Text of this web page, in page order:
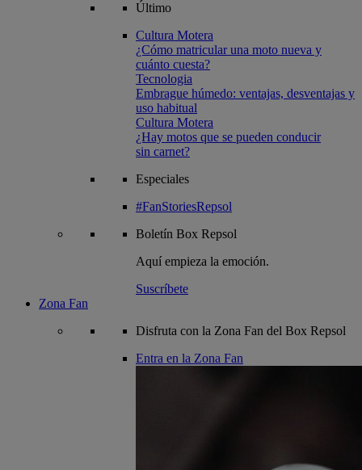
Último
Cultura Motera
¿Cómo matricular una moto nueva y
cuánto cuesta?
Tecnologia
Embrague húmedo: ventajas, desventajas y
uso habitual
Cultura Motera
¿Hay motos que se pueden conducir
sin carnet?
Especiales
#FanStoriesRepsol
Boletín Box Repsol
Aquí empieza la emoción.
Suscríbete
Zona Fan
Disfruta con la Zona Fan del Box Repsol
Entra en la Zona Fan